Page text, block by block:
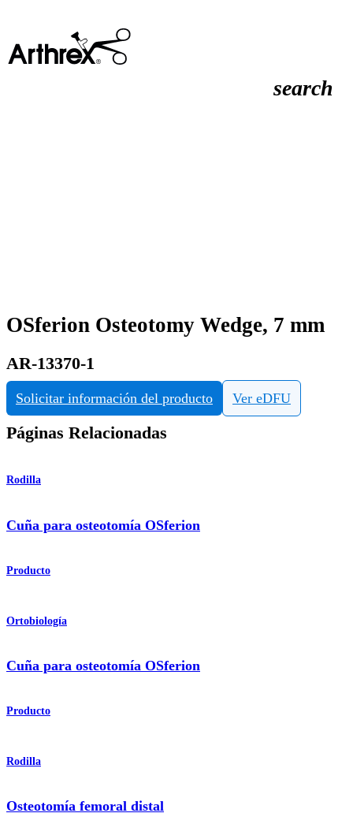
search
OSferion Osteotomy Wedge, 7 mm
AR-13370-1
Solicitar información del producto Ver eDFU
Páginas Relacionadas
Rodilla
Cuña para osteotomía OSferion
Producto
Ortobiología
Cuña para osteotomía OSferion
Producto
Rodilla
Osteotomía femoral distal